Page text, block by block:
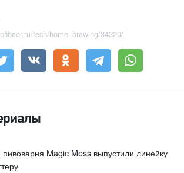
tech/home_brewing/34320/
пивоварня Magic Mess выпустили линейку